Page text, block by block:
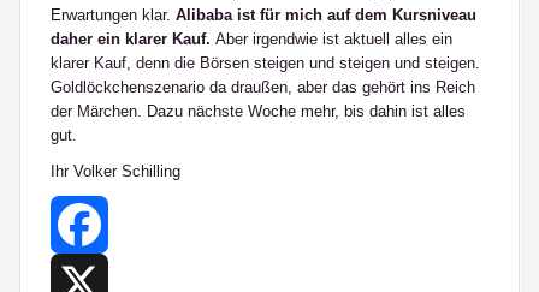
Erwartungen klar. Alibaba ist für mich auf dem Kursniveau
daher ein klarer Kauf. Aber irgendwie ist aktuell alles ein
klarer Kauf, denn die Börsen steigen und steigen und steigen.
Goldlöckchenszenario da draußen, aber das gehört ins Reich
der Märchen. Dazu nächste Woche mehr, bis dahin ist alles
gut.
Ihr Volker Schilling
Facebook